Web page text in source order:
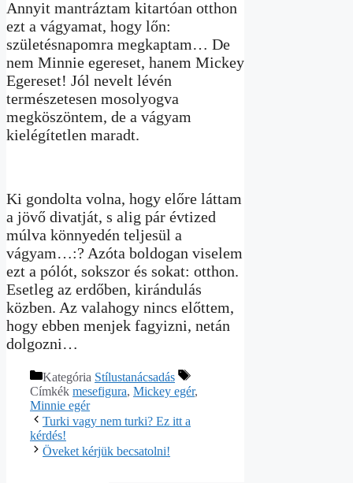
Annyit mantráztam kitartóan otthon
ezt a vágyamat, hogy lőn:
születésnapomra megkaptam… De
nem Minnie egereset, hanem Mickey
Egereset! Jól nevelt lévén
természetesen mosolyogva
megköszöntem, de a vágyam
kielégítetlen maradt.
Ki gondolta volna, hogy előre láttam
a jövő divatját, s alig pár évtized
múlva könnyedén teljesül a
vágyam…:? Azóta boldogan viselem
ezt a pólót, sokszor és sokat: otthon.
Esetleg az erdőben, kirándulás
közben. Az valahogy nincs előttem,
hogy ebben menjek fagyizni, netán
dolgozni…
Kategória Stílustanácsadás
Címkék mesefigura, Mickey egér,
Minnie egér
Turki vagy nem turki? Ez itt a
kérdés!
Öveket kérjük becsatolni!